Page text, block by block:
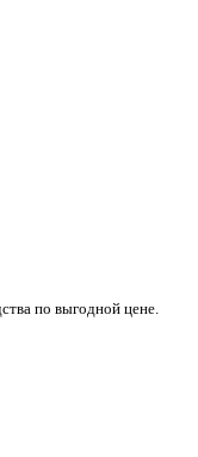
по выгодной цене.